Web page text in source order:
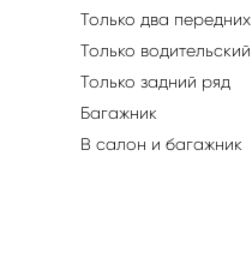
Только два передних
Только водительский
Только задний ряд
Багажник
В салон и багажник